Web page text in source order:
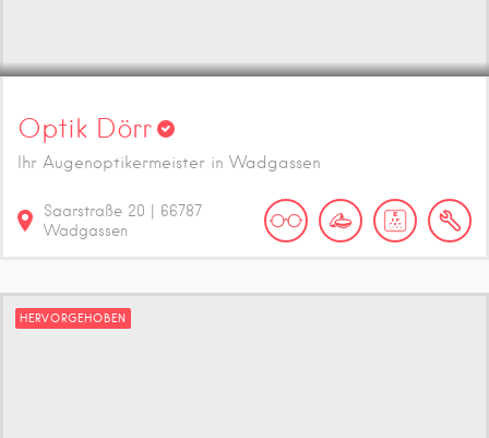
Optik Dörr
Ihr Augenoptikermeister in Wadgassen
Saarstraße 20 | 66787
Wadgassen
HERVORGEHOBEN